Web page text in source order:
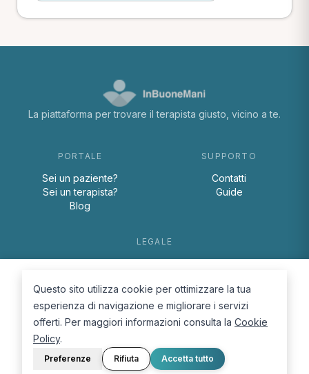
La piattaforma per trovare il terapista giusto, vicino a te.
PORTALE
Sei un paziente?
Sei un terapista?
Blog
SUPPORTO
Contatti
Guide
LEGALE
Cookie Policy
Questo sito utilizza cookie per ottimizzare la tua
esperienza di navigazione e migliorare i servizi
offerti. Per maggiori informazioni consulta la Cookie
Policy.
Preferenze Rifiuta Accetta tutto